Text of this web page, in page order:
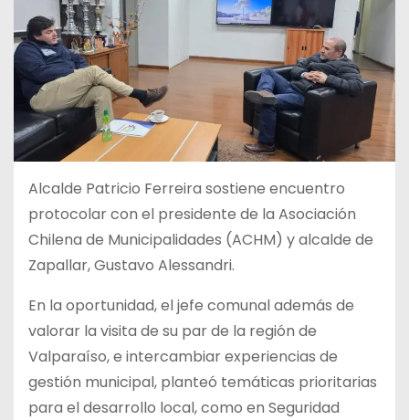
Alcalde Patricio Ferreira sostiene encuentro
protocolar con el presidente de la Asociación
Chilena de Municipalidades (ACHM) y alcalde de
Zapallar, Gustavo Alessandri.
En la oportunidad, el jefe comunal además de
valorar la visita de su par de la región de
Valparaíso, e intercambiar experiencias de
gestión municipal, planteó temáticas prioritarias
para el desarrollo local, como en Seguridad